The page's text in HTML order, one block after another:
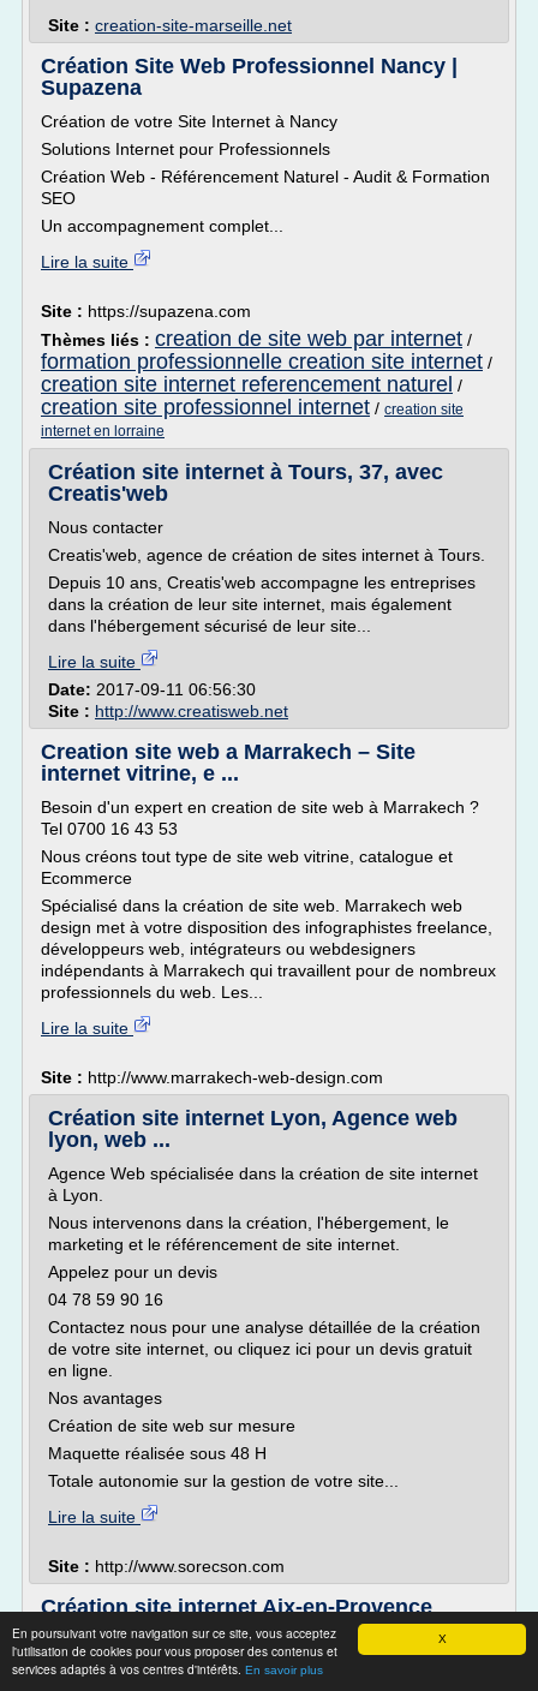
X
En poursuivant votre navigation sur ce site, vous acceptez
l'utilisation de cookies pour vous proposer des contenus et
services adaptés à vos centres d'intérêts. En savoir plus
Site : creation-site-marseille.net
Création Site Web Professionnel Nancy |
Supazena
Création de votre Site Internet à Nancy
Solutions Internet pour Professionnels
Création Web - Référencement Naturel - Audit & Formation
SEO
Un accompagnement complet...
Lire la suite
Site : https://supazena.com
Thèmes liés : creation de site web par internet /
formation professionnelle creation site internet /
creation site internet referencement naturel /
creation site professionnel internet / creation site
internet en lorraine
Création site internet à Tours, 37, avec
Creatis'web
Nous contacter
Creatis'web, agence de création de sites internet à Tours.
Depuis 10 ans, Creatis'web accompagne les entreprises
dans la création de leur site internet, mais également
dans l'hébergement sécurisé de leur site...
Lire la suite
Date: 2017-09-11 06:56:30
Site : http://www.creatisweb.net
Creation site web a Marrakech – Site
internet vitrine, e ...
Besoin d'un expert en creation de site web à Marrakech ?
Tel 0700 16 43 53
Nous créons tout type de site web vitrine, catalogue et
Ecommerce
Spécialisé dans la création de site web. Marrakech web
design met à votre disposition des infographistes freelance,
développeurs web, intégrateurs ou webdesigners
indépendants à Marrakech qui travaillent pour de nombreux
professionnels du web. Les...
Lire la suite
Site : http://www.marrakech-web-design.com
Création site internet Lyon, Agence web
lyon, web ...
Agence Web spécialisée dans la création de site internet
à Lyon.
Nous intervenons dans la création, l'hébergement, le
marketing et le référencement de site internet.
Appelez pour un devis
04 78 59 90 16
Contactez nous pour une analyse détaillée de la création
de votre site internet, ou cliquez ici pour un devis gratuit
en ligne.
Nos avantages
Création de site web sur mesure
Maquette réalisée sous 48 H
Totale autonomie sur la gestion de votre site...
Lire la suite
Site : http://www.sorecson.com
Création site internet Aix-en-Provence
Marseille, site web ...
Création site internet Aix en provence - Marseille - Lyon